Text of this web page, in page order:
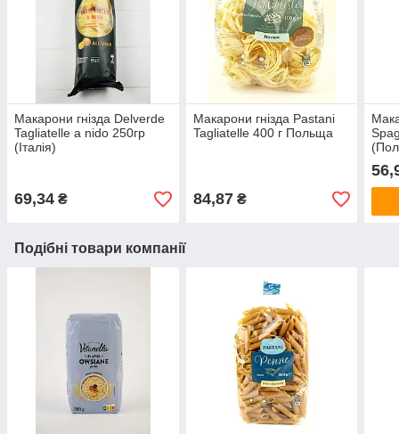
Макарони гнізда Delverde
Tagliatelle a nido 250гр
(Італія)
69,34 ₴
Макарони гнізда Pastani
Tagliatelle 400 г Польща
84,87₴
Подібні товари компанії